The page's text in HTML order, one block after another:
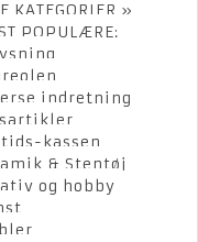
KATEGORIER »
POPULÆRE:
indretning
kassen
& Stentøj
og hobby